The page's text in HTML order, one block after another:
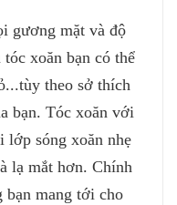
gương mặt và độ
xoăn bạn có thể
theo sở thích
bạn. Tóc xoăn với
lớp sóng xoăn nhẹ
lạ mắt hơn. Chính
bạn mang tới cho